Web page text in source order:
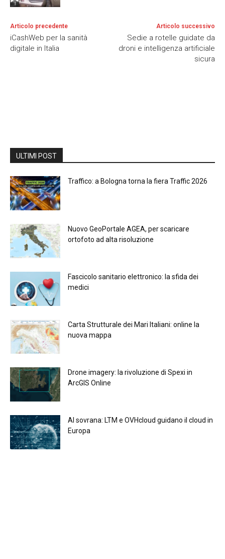
Articolo precedente
iCashWeb per la sanità
digitale in Italia
Articolo successivo
Sedie a rotelle guidate da
droni e intelligenza artificiale
sicura
ULTIMI POST
Traffico: a Bologna torna la fiera Traffic 2026
Nuovo GeoPortale AGEA, per scaricare
ortofoto ad alta risoluzione
Fascicolo sanitario elettronico: la sfida dei
medici
Carta Strutturale dei Mari Italiani: online la
nuova mappa
Drone imagery: la rivoluzione di Spexi in
ArcGIS Online
Al sovrana: LTM е OVHcloud guidano il cloud in
Europа